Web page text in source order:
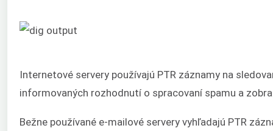
Internetové servery používajú PTR záznamy na
informovaných rozhodnutí o spracovaní spamu a
Bežne používané e-mailové servery vyhľadajú PTR